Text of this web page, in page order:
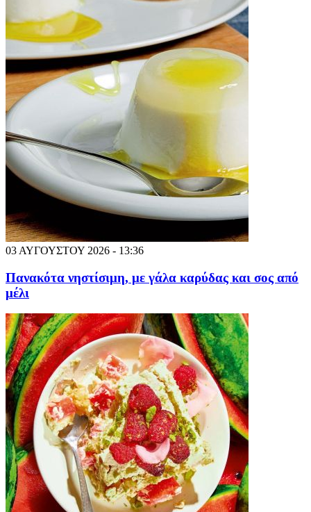
03 ΑΥΓΟΥΣΤΟΥ 2026 - 13:36
Πανακότα νηστίσιμη, με γάλα καρύδας και σος από
μέλι